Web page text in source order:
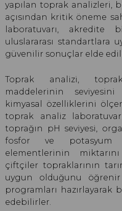
yapılan toprak analizleri,
açısından kritik öneme
laboratuvarı, akredite
uluslararası standartlara
güvenilir sonuçlar elde
Toprak analizi,
maddelerinin
kimyasal özelliklerini
toprak analiz
toprağın pH seviyesi,
fosfor ve
elementlerinin
çiftçiler topraklarının
uygun olduğunu
programları
edebilirler.